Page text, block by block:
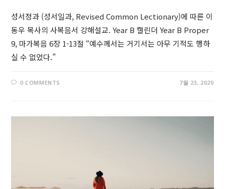
성서정과 (성서일과, Revised Common Lectionary)에 따른 이
동우 목사의 사복음서 강해설교. Year B 캘린더 Year B Proper
9, 마가복음 6장 1-13절 “예수께서는 거기서는 아무 기적도 행하
실 수 없었다.”
0 COMMENTS 7월 23, 2020